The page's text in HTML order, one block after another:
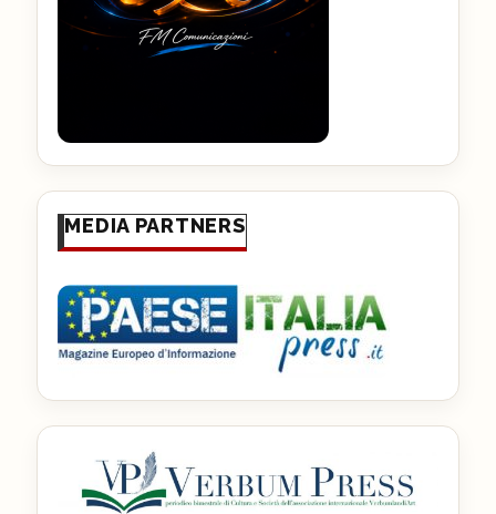
MEDIA PARTNERS